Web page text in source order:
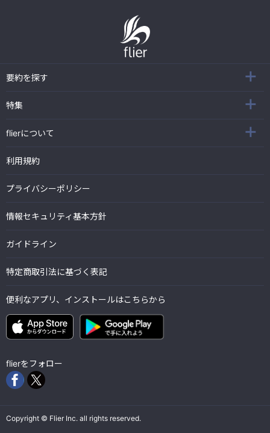
要約を探す
特集
flierについて
利用規約
プライバシーポリシー
情報セキュリティ基本方針
ガイドライン
特定商取引法に基づく表記
便利なアプリ、インストールはこちらから
flierをフォロー
Copyright © Flier Inc. all rights reserved.